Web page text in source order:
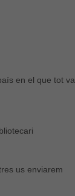
en el que tot va
us enviarem